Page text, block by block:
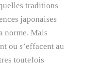
traditions
japonaises
norme. Mais
ou s’effacent au
toutefois